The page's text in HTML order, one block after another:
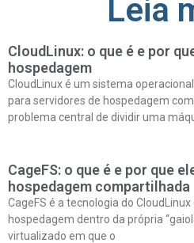
Leia
CloudLinux: o que é e por
hospedagem
CloudLinux é um sistema
para servidores de hospedagem
problema central de dividir uma
CageFS: o que é e por que
hospedagem compartilhada
CageFS é a tecnologia do
hospedagem dentro da própria
virtualizado em que o